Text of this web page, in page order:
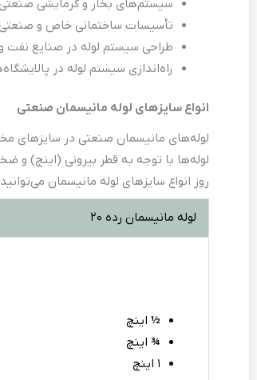
سیستم‌های بخار و گرمایشی صنعتی
تأسیسات ساختمانی خاص و صنعتی
طراحی سیستم لوله در صنایع نفت و
راه‌اندازی سیستم لوله در
انواع سایزهای لوله مانیسمان صنعتی
لوله‌های مانیسمان صنعتی در سایزهای
لوله‌ها با توجه به قطر بیرونی (اینچ) و
روز انواع سایزهای لوله مانیسمان
لوله مانیسمان رده ۲۰
½ اینچ
¾ اینچ
۱ اینچ